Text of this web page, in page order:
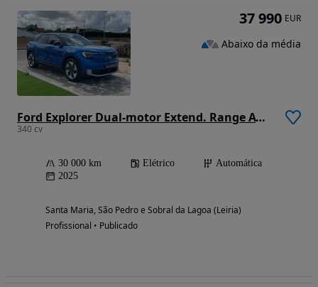
Ford Explorer Dual-motor Extend. Range AWD 77kWh Premium
340 cv
30 000 km Elétrico
Automática
2025
Santa Maria, São Pedro e Sobral da Lagoa (Leiria)
Profissional • Publicado
37 990 EUR
Abaixo da média